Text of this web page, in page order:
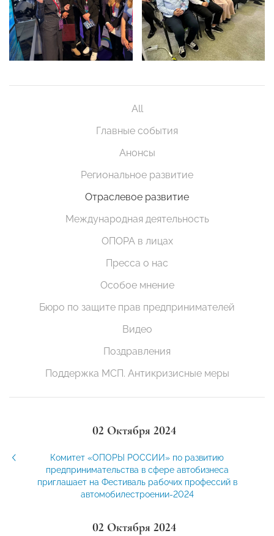
All
Главные события
Анонсы
Региональное развитие
Отраслевое развитие
Международная деятельность
ОПОРА в лицах
Пресса о нас
Особое мнение
Бюро по защите прав предпринимателей
Видео
Поздравления
Поддержка МСП. Антикризисные меры
02 Октября 2024
Комитет «ОПОРЫ РОССИИ» по развитию
предпринимательства в сфере автобизнеса
приглашает на Фестиваль рабочих профессий в
автомобилестроении-2024
02 Октября 2024